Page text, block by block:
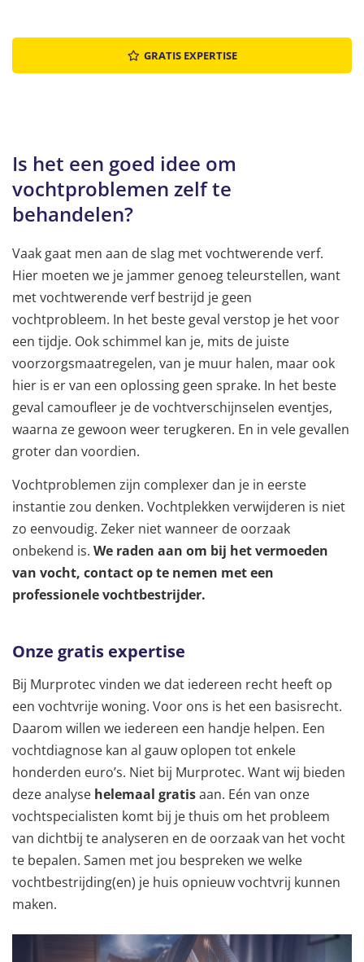
GRATIS EXPERTISE
Is het een goed idee om
vochtproblemen zelf te
behandelen?
Vaak gaat men aan de slag met vochtwerende verf.
Hier moeten we je jammer genoeg teleurstellen, want
met vochtwerende verf bestrijd je geen
vochtprobleem. In het beste geval verstop je het voor
een tijdje. Ook schimmel kan je, mits de juiste
voorzorgsmaatregelen, van je muur halen, maar ook
hier is er van een oplossing geen sprake. In het beste
geval camoufleer je de vochtverschijnselen eventjes,
waarna ze gewoon weer terugkeren. En in vele gevallen
groter dan voordien.
Vochtproblemen zijn complexer dan je in eerste
instantie zou denken. Vochtplekken verwijderen is niet
zo eenvoudig. Zeker niet wanneer de oorzaak
onbekend is. We raden aan om bij het vermoeden
van vocht, contact op te nemen met een
professionele vochtbestrijder.
Onze gratis expertise
Bij Murprotec vinden we dat iedereen recht heeft op
een vochtvrije woning. Voor ons is het een basisrecht.
Daarom willen we iedereen een handje helpen. Een
vochtdiagnose kan al gauw oplopen tot enkele
honderden euro’s. Niet bij Murprotec. Wantwij bieden
deze analyse helemaal gratisaan. Eén van onze
vochtspecialisten komt bij je thuis om het probleem
van dichtbij te analyseren en de oorzaak van het vocht
te bepalen. Samen met jou bespreken we welke
vochtbestrijding(en) je huis opnieuw vochtvrij kunnen
maken.